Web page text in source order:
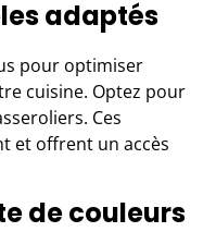
adaptés
pour optimiser
cuisine. Optez pour
Ces
et offrent un accès
de couleurs